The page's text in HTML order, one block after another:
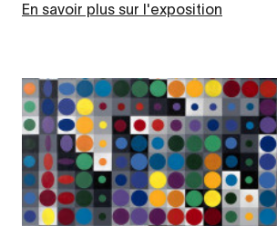
En savoir plus sur l'exposition